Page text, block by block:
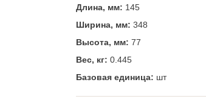
Длина, мм: 145
Ширина, мм: 348
Высота, мм: 77
Вес, кг: 0.445
Базовая единица: шт